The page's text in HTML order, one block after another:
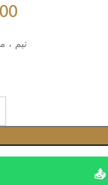
تيم ،